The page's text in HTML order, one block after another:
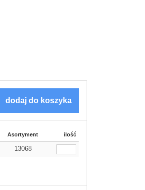
Asortyment ilość
13068